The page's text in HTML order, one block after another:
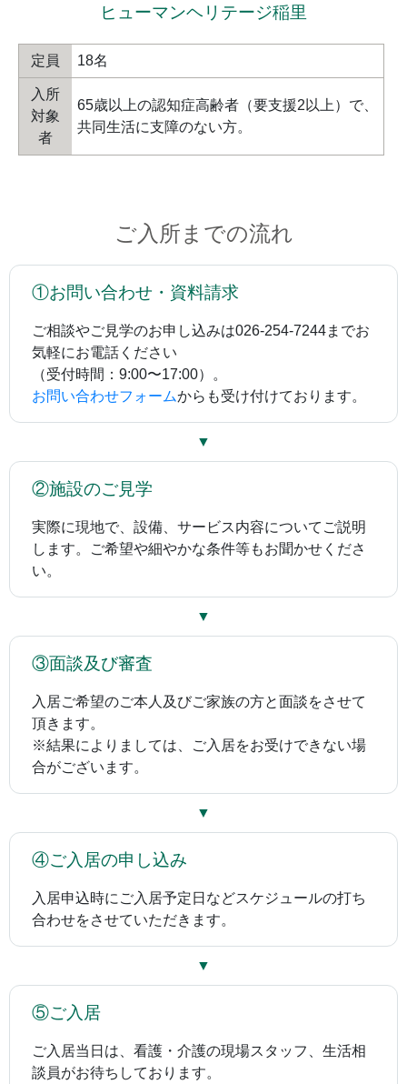
ヒューマンヘリテージ稲里
定員 18名
入所
対象
者
65歳以上の認知症高齢者（要支援2以上）で、
共同生活に支障のない方。
ご入所までの流れ
①お問い合わせ・資料請求
ご相談やご見学のお申し込みは026-254-7244までお
気軽にお電話ください
（受付時間：9:00〜17:00）。
お問い合わせフォームからも受け付けております。
▼
②施設のご見学
実際に現地で、設備、サービス内容についてご説明
します。ご希望や細やかな条件等もお聞かせくださ
い。
▼
③面談及び審査
入居ご希望のご本人及びご家族の方と面談をさせて
頂きます。
※結果によりましては、ご入居をお受けできない場
合がございます。
▼
④ご入居の申し込み
入居申込時にご入居予定日などスケジュールの打ち
合わせをさせていただきます。
▼
⑤ご入居
ご入居当日は、看護・介護の現場スタッフ、生活相
談員がお待ちしております。